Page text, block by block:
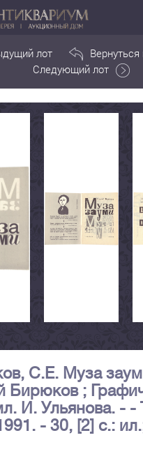
лот
Вернуться
Следующий лот
С.Е. Муза
Бирюков ;
И. Ульянова. - -
- 30, [2] с.: